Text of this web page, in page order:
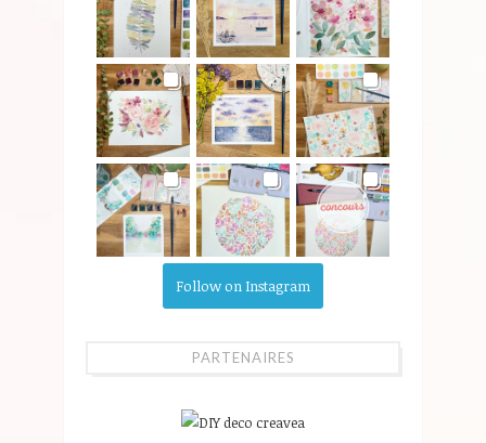
Follow on Instagram
PARTENAIRES